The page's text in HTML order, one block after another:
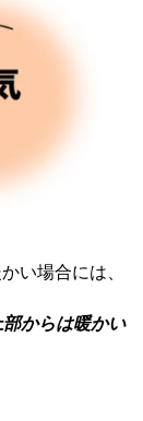
い場合には、
からは暖かい